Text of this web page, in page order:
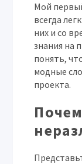
Мой
всегда
них и со
знания на
понять,
модные
проекта.